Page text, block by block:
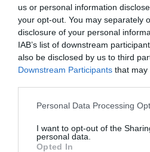
us or personal information
your opt-out. You may separately
disclosure of your personal
IAB’s list of downstream
also be disclosed by us to third
Downstream Participants that may
Personal Data Processing
I want to opt-out of the
personal data.
Opted In